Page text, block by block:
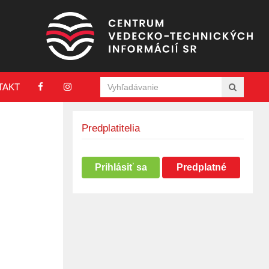
Predplatitelia
Prihlásiť sa Predplatné